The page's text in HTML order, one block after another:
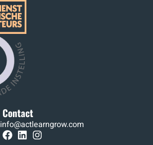
Contact
info@actlearngrow.com